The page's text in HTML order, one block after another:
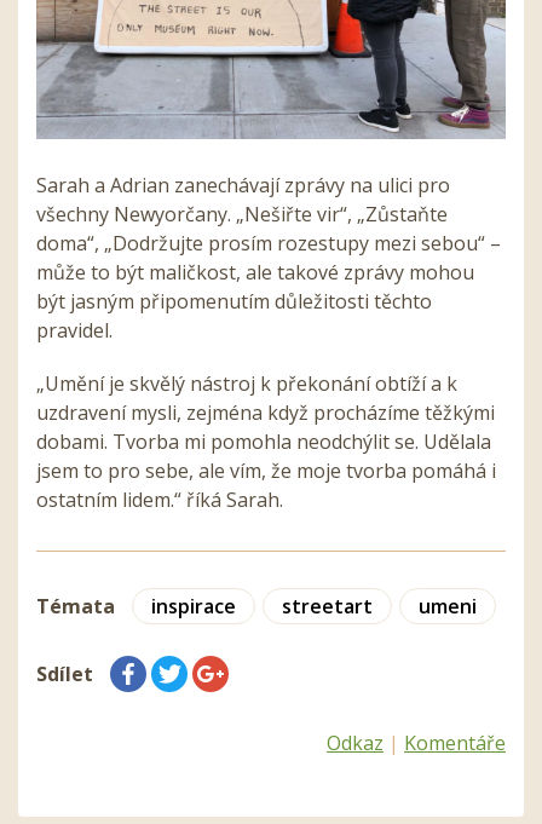
Sarah a Adrian zanechávají zprávy na ulici pro
všechny Newyorčany. „Nešiřte vir“, „Zůstaňte
doma“, „Dodržujte prosím rozestupy mezi sebou“ –
může to být maličkost, ale takové zprávy mohou
být jasným připomenutím důležitosti těchto
pravidel.
„Umění je skvělý nástroj k překonání obtíží a k
uzdravení mysli, zejména když procházíme těžkými
dobami. Tvorba mi pomohla neodchýlit se. Udělala
jsem to pro sebe, ale vím, že moje tvorba pomáhá i
ostatním lidem.“ říká Sarah.
Témata inspirace streetart umeni
Sdílet
Odkaz | Komentáře